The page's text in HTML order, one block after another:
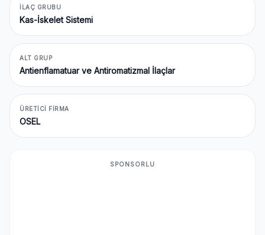
İLAÇ GRUBU
Kas-İskelet Sistemi
ALT GRUP
Antienflamatuar ve Antiromatizmal İlaçlar
ÜRETICI FIRMA
OSEL
SPONSORLU